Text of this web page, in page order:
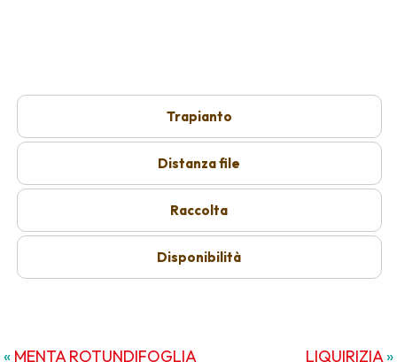
Trapianto
Distanza file
Raccolta
Disponibilità
« MENTA ROTUNDIFOGLIA LIQUIRIZIA»